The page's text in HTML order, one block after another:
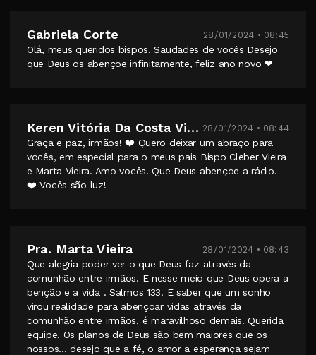
Gabriela Corte 28/01/2024 • 08:45
Olá, meus queridos bispos. Saudades de vocês Desejo
que Deus os abençoe infinitamente, feliz ano novo ❤
Keren Vitória Da Costa Vieira 28/01/2024 • 08:44
Graça e paz, irmãos! ❤️ Quero deixar um abraço para
vocês, em especial para o meus pais Bispo Cleber Vieira
e Marta Vieira. Amo vocês! Que Deus abençoe a rádio.
❤️ Vocês são luz!
Pra. Marta Vieira 28/01/2024 • 08:43
Que alegria poder ver o que Deus faz através da
comunhão entre irmãos. E nesse meio que Deus opera a
benção e a vida . Salmos 133. E saber que um sonho
virou realidade para abençoar vidas através da
comunhão entre irmãos, é maravilhoso demais! Querida
equipe. Os planos de Deus são bem maiores que os
nossos... desejo que a fé, o amor a esperança sejam